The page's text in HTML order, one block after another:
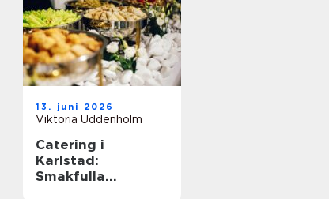
13. juni 2026
Viktoria Uddenholm
Catering i
Karlstad:
Smakfulla